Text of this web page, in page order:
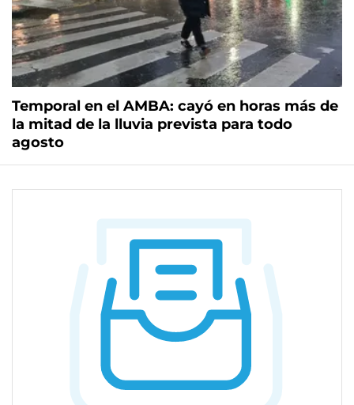
Temporal en el AMBA: cayó en horas más de
la mitad de la lluvia prevista para todo
agosto